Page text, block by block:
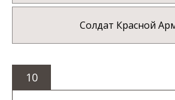
Солдат Красной
10